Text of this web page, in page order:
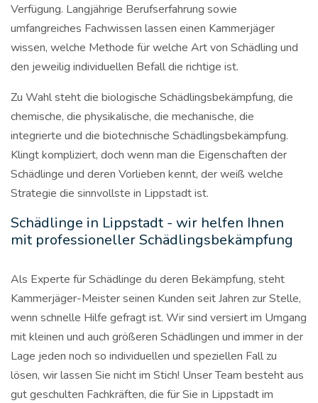
Verfügung. Langjährige Berufserfahrung sowie
umfangreiches Fachwissen lassen einen Kammerjäger
wissen, welche Methode für welche Art von Schädling und
den jeweilig individuellen Befall die richtige ist.
Zu Wahl steht die biologische Schädlingsbekämpfung, die
chemische, die physikalische, die mechanische, die
integrierte und die biotechnische Schädlingsbekämpfung.
Klingt kompliziert, doch wenn man die Eigenschaften der
Schädlinge und deren Vorlieben kennt, der weiß welche
Strategie die sinnvollste in Lippstadt ist.
Schädlinge in Lippstadt - wir helfen Ihnen
mit professioneller Schädlingsbekämpfung
Als Experte für Schädlinge du deren Bekämpfung, steht
Kammerjäger-Meister seinen Kunden seit Jahren zur Stelle,
wenn schnelle Hilfe gefragt ist. Wir sind versiert im Umgang
mit kleinen und auch größeren Schädlingen und immer in der
Lage jeden noch so individuellen und speziellen Fall zu
lösen, wir lassen Sie nicht im Stich! Unser Team besteht aus
gut geschulten Fachkräften, die für Sie in Lippstadt im